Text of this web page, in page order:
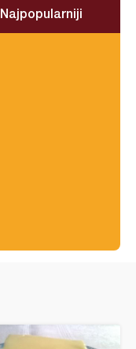
Najpopularniji